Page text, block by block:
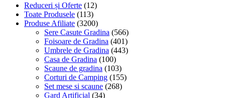
Reduceri și Oferte (12)
Toate Produsele (113)
Produse Afiliate (3200)
Sere Casute Gradina (566)
Foisoare de Gradina (401)
Umbrele de Gradina (443)
Casa de Gradina (100)
Scaune de gradina (103)
Corturi de Camping (155)
Set mese si scaune (268)
Gard Artificial (34)